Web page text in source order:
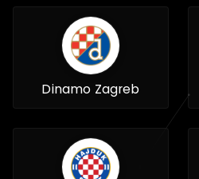
Dinamo Zagreb